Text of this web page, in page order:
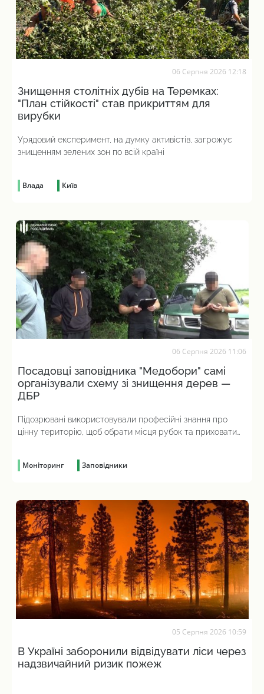
06 Серпня 2026 12:18
Знищення столітніх дубів на Теремках:
"План стійкості" став прикриттям для
вирубки
Урядовий експеримент, на думку активістів, загрожує
знищенням зелених зон по всій країні
Влада Київ
06 Серпня 2026 11:06
Посадовці заповідника "Медобори" самі
організували схему зі знищення дерев —
ДБР
Підозрювані використовували професійні знання про
цінну територію, щоб обрати місця рубок та приховати
Моніторинг Заповідники
05 Серпня 2026 10:59
В Україні заборонили відвідувати ліси через
надзвичайний ризик пожеж